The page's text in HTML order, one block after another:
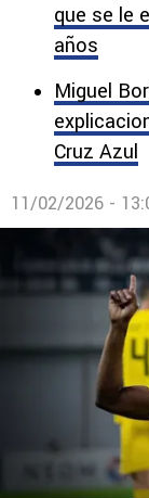
que se le
años
Miguel
Cruz Azul
11/02/2026 -